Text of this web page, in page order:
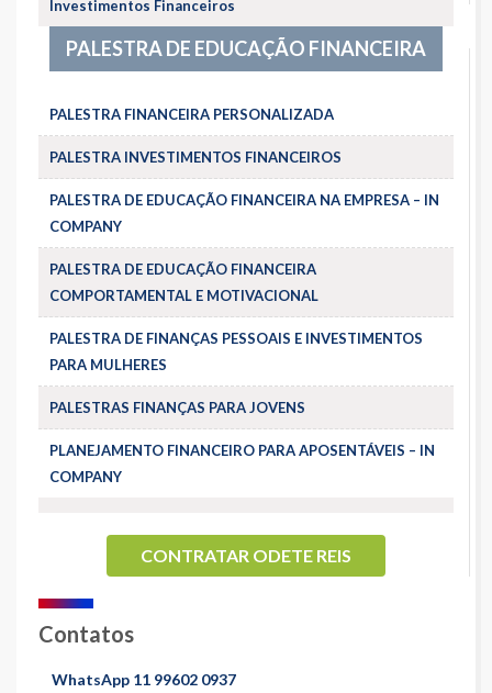
Investimentos Financeiros
PALESTRA DE EDUCAÇÃO FINANCEIRA
PALESTRA FINANCEIRA PERSONALIZADA
PALESTRA INVESTIMENTOS FINANCEIROS
PALESTRA DE EDUCAÇÃO FINANCEIRA NA EMPRESA – IN
COMPANY
PALESTRA DE EDUCAÇÃO FINANCEIRA
COMPORTAMENTAL E MOTIVACIONAL
PALESTRA DE FINANÇAS PESSOAIS E INVESTIMENTOS
PARA MULHERES
PALESTRAS FINANÇAS PARA JOVENS
PLANEJAMENTO FINANCEIRO PARA APOSENTÁVEIS – IN
COMPANY
CONTRATAR ODETE REIS
Contatos
WhatsApp 11 99602 0937